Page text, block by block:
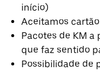
início)
Aceitamos
Pacotes de KM
que faz sentido
Possibilidade de